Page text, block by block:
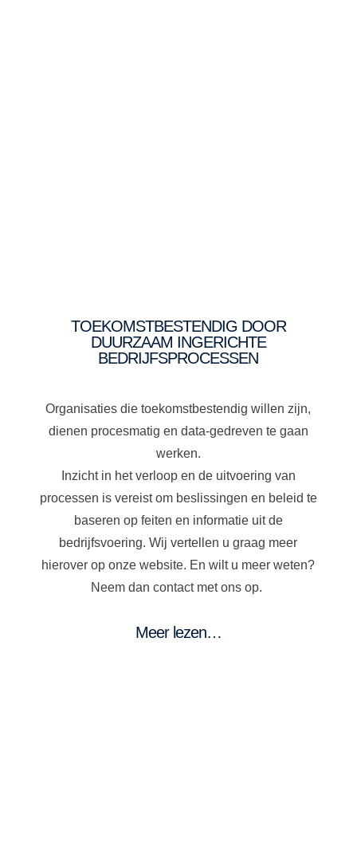
TOEKOMSTBESTENDIG DOOR
DUURZAAM INGERICHTE
BEDRIJFSPROCESSEN
Organisaties die toekomstbestendig willen zijn,
dienen procesmatig en data-gedreven te gaan
werken.
Inzicht in het verloop en de uitvoering van
processen is vereist om beslissingen en beleid te
baseren op feiten en informatie uit de
bedrijfsvoering. Wij vertellen u graag meer
hierover op onze website. En wilt u meer weten?
Neem dan contact met ons op.
Meer lezen…